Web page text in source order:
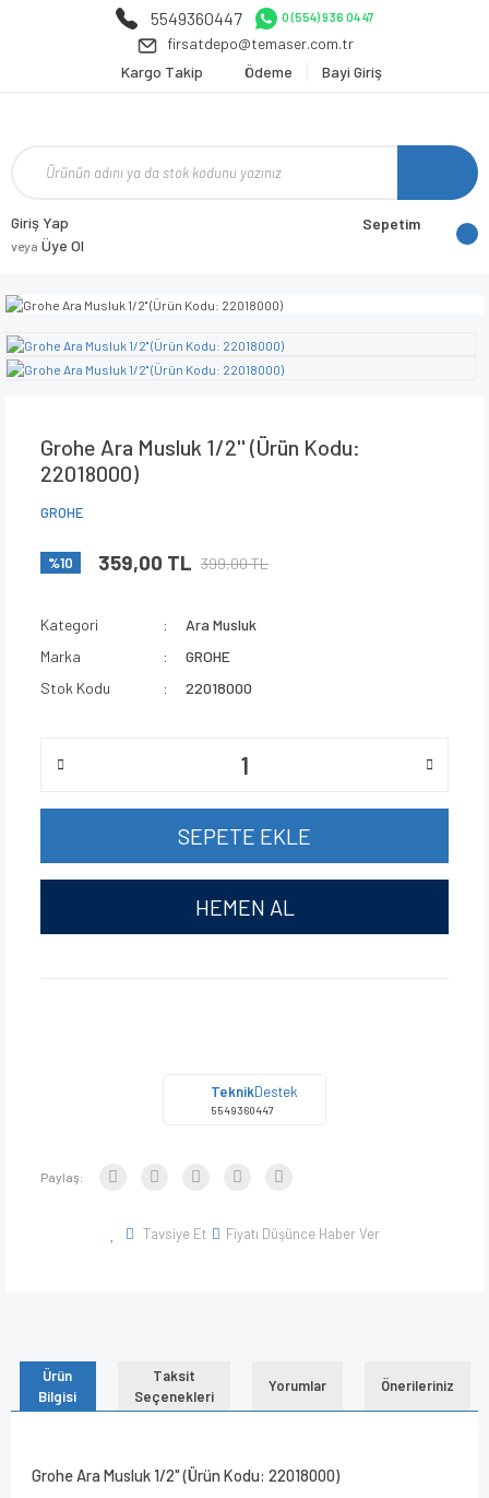
5549360447 0 (554) 936 04 47
firsatdepo@temaser.com.tr
Kargo Takip
Ödeme Bayi Giriş
Giriş Yap
veya Üye Ol
Sepetim
Grohe Ara Musluk 1/2'' (Ürün Kodu:
22018000)
GROHE
%10 359,00 TL 399,00 TL
Kategori
Ara Musluk
Marka
GROHE
Stok Kodu
22018000
SEPETE EKLE
HEMEN AL
TeknikDestek
5549360447
Paylaş:
Tavsiye Et Fiyatı Düşünce Haber Ver
Ürün
Bilgisi
Taksit
Seçenekleri
Yorumlar Önerileriniz
Grohe Ara Musluk 1/2" (Ürün Kodu: 22018000)